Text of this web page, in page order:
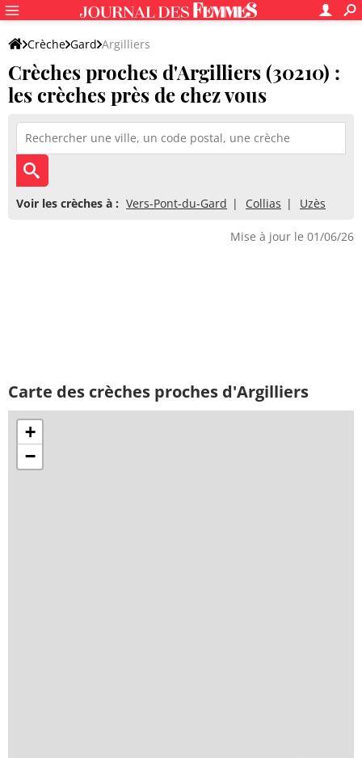
Crèche Gard Argilliers
Crèches proches d'Argilliers (30210) :
les crèches près de chez vous
Voir les crèches à : Vers-Pont-du-Gard Collias Uzès
Mise à jour le 01/06/26
Carte des crèches proches d'Argilliers
+
−